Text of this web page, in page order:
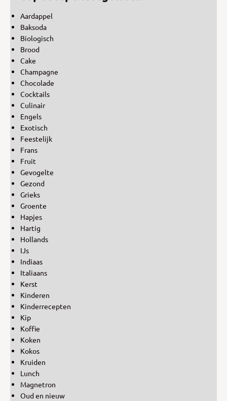
Aardappel
Baksoda
Biologisch
Brood
Cake
Champagne
Chocolade
Cocktails
Culinair
Engels
Exotisch
Feestelijk
Frans
Fruit
Gevogelte
Gezond
Grieks
Groente
Hapjes
Hartig
Hollands
IJs
Indiaas
Italiaans
Kerst
Kinderen
Kinderrecepten
Kip
Koffie
Koken
Kokos
Kruiden
Lunch
Magnetron
Oud en nieuw